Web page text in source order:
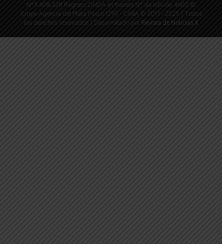
N°3.408.328 Registro DNDA en trámite N° de edición 4600 ©
Grupo Agencia del Plata Pasco 1290 - CABA © 2013 - 2025 | Todos
los derechos reservados | Desarrollado por Revista de Noticias X